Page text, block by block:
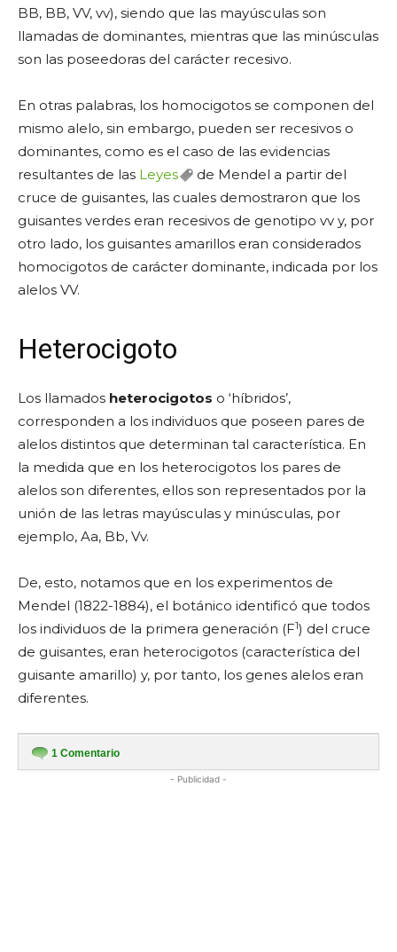
BB, BB, VV, vv), siendo que las mayúsculas son
llamadas de dominantes, mientras que las minúsculas
son las poseedoras del carácter recesivo.
En otras palabras, los homocigotos se componen del
mismo alelo, sin embargo, pueden ser recesivos o
dominantes, como es el caso de las evidencias
resultantes de las Leyes
de Mendel a partir del
cruce de guisantes, las cuales demostraron que los
guisantes verdes eran recesivos de genotipo vv y, por
otro lado, los guisantes amarillos eran considerados
homocigotos de carácter dominante, indicada por los
alelos VV.
Heterocigoto
Los llamados heterocigotos o ‘híbridos’,
corresponden a los individuos que poseen pares de
alelos distintos que determinan tal característica. En
la medida que en los heterocigotos los pares de
alelos son diferentes, ellos son representados por la
unión de las letras mayúsculas y minúsculas, por
ejemplo, Aa, Bb, Vv.
De, esto, notamos que en los experimentos de
Mendel (1822-1884), el botánico identificó que todos
los individuos de la primera generación (F1) del cruce
de guisantes, eran heterocigotos (característica del
guisante amarillo) y, por tanto, los genes alelos eran
diferentes.
1 Comentario
- Publicidad -